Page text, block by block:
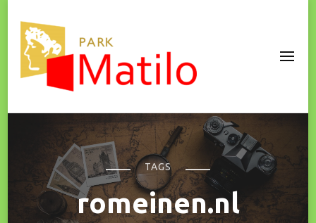
Park Matilo
TAGS
romeinen.nl